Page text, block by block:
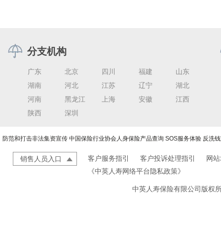
分支机构
广东 北京 四川 福建
山东
湖南
河北 江苏 辽宁
湖北
河南
黑龙江 上海 安徽
江西
陕西
深圳
防范和打击非法集资宣传 中国保险行业协会人身保险产品查询 SOS服务体验 反洗
销售人员入口 客户服务指引 客户投诉处理指引
网
《中英人寿网络平台隐私政策》
中英人寿保险有限公司版权